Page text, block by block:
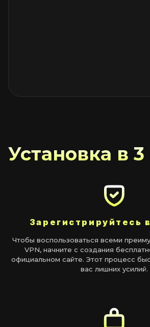
Установка в
Зарегистрируйтесь
Чтобы воспользоваться всеми
VPN, начните с создания
официальном сайте. Этот процесс
вас лишних усилий.